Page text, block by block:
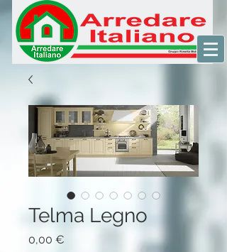
Telma Legno
0,00 €